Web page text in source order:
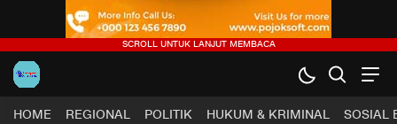
HOME REGIONAL POLITIK HUKUM & KRIMINAL SOSIAL